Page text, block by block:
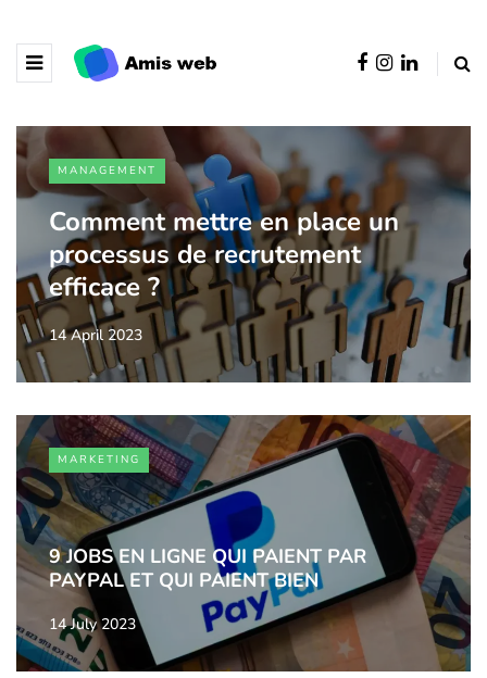
MANAGEMENT
Comment mettre en place un
processus de recrutement
efficace ?
14 April 2023
MARKETING
9 JOBS EN LIGNE QUI PAIENT PAR
PAYPAL ET QUI PAIENT BIEN
14 July 2023